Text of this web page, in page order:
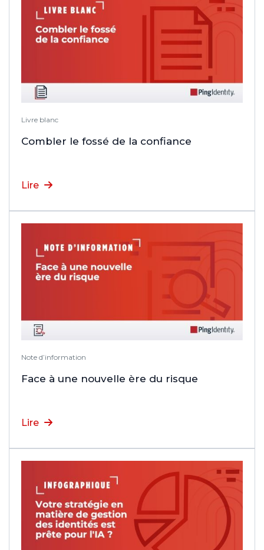
Livre blanc
Combler le fossé de la confiance
Lire
Note d’information
Face à une nouvelle ère du risque
Lire